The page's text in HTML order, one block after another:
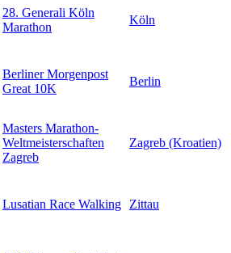
28. Generali Köln
Marathon
Köln
Berliner Morgenpost
Great 10K
Berlin
Masters Marathon-
Weltmeisterschaften
Zagreb
Zagreb (Kroatien)
Lusatian Race Walking Zittau